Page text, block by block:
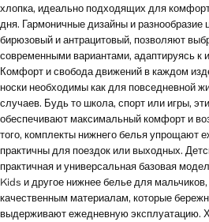
хлопка, идеально подходящих для
дня. Гармоничные дизайны и разнообразие
бирюзовый и антрацитовый, позволяют
современными вариантами, адаптируясь к
Комфорт и свобода движений в каждом
носки необходимы как для повседневной
случаев. Будь то школа, спорт или игры,
обеспечивают максимальный комфорт и
того, комплекты нижнего белья упрощают
практичны для поездок или выходных.
практичная и универсальная базовая
Kids и другое нижнее белье для
качественным материалам, которые
выдерживают ежедневную эксплуатацию.